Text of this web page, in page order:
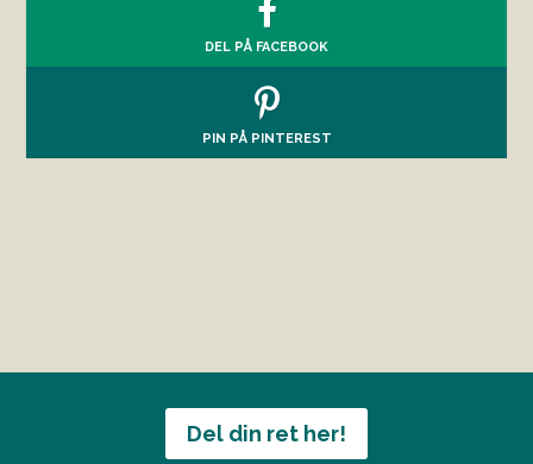
DEL PÅ FACEBOOK
PIN PÅ PINTEREST
Del din ret her!